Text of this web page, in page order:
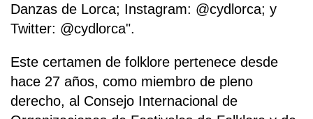
Danzas de Lorca; Instagram: @cydlorca; y
Twitter: @cydlorca".
Este certamen de folklore pertenece desde
hace 27 años, como miembro de pleno
derecho, al Consejo Internacional de